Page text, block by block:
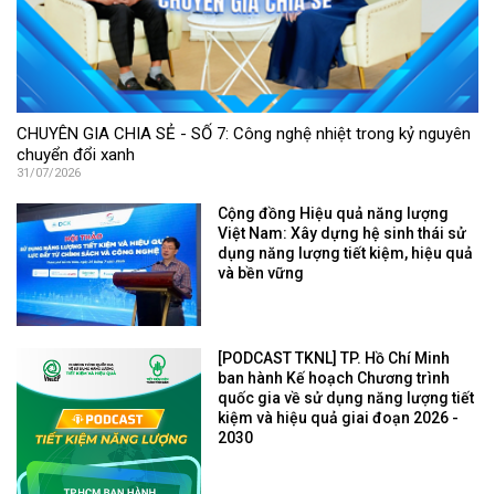
CHUYÊN GIA CHIA SẺ - SỐ 7: Công nghệ nhiệt trong kỷ nguyên
chuyển đổi xanh
31/07/2026
Cộng đồng Hiệu quả năng lượng
Việt Nam: Xây dựng hệ sinh thái sử
dụng năng lượng tiết kiệm, hiệu quả
và bền vững
[PODCAST TKNL] TP. Hồ Chí Minh
ban hành Kế hoạch Chương trình
quốc gia về sử dụng năng lượng tiết
kiệm và hiệu quả giai đoạn 2026 -
2030